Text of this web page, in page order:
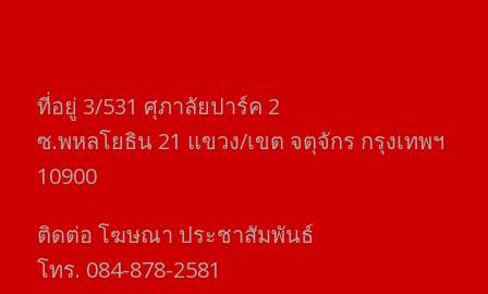
ที่อยู่​ 3/531​ ศุภาลัยปาร์ค​ 2
ซ.พหลโยธิน​ 21​ แขวง/เขต​ จตุจักร​ กรุงเทพฯ
10900
ติดต่อ​ โฆษณา​ ประชาสัมพันธ์
โทร​. 084-878-2581